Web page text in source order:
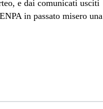
e dai comunicati usciti
in passato misero una